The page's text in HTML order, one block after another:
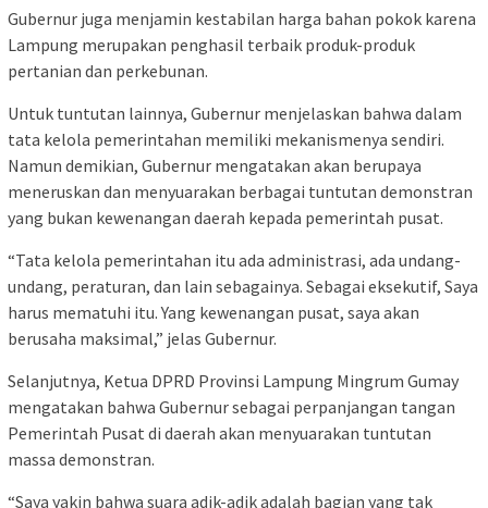
Gubernur juga menjamin kestabilan harga bahan pokok karena
Lampung merupakan penghasil terbaik produk-produk
pertanian dan perkebunan.
Untuk tuntutan lainnya, Gubernur menjelaskan bahwa dalam
tata kelola pemerintahan memiliki mekanismenya sendiri.
Namun demikian, Gubernur mengatakan akan berupaya
meneruskan dan menyuarakan berbagai tuntutan demonstran
yang bukan kewenangan daerah kepada pemerintah pusat.
“Tata kelola pemerintahan itu ada administrasi, ada undang-
undang, peraturan, dan lain sebagainya. Sebagai eksekutif, Saya
harus mematuhi itu. Yang kewenangan pusat, saya akan
berusaha maksimal,” jelas Gubernur.
Selanjutnya, Ketua DPRD Provinsi Lampung Mingrum Gumay
mengatakan bahwa Gubernur sebagai perpanjangan tangan
Pemerintah Pusat di daerah akan menyuarakan tuntutan
massa demonstran.
“Saya yakin bahwa suara adik-adik adalah bagian yang tak